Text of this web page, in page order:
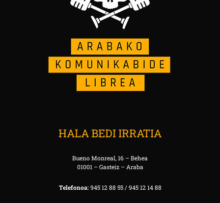
HALA BEDI IRRATIA
Bueno Monreal, 16 – Behea
01001 – Gasteiz – Araba
Telefonoa:945 12 88 55 / 945 12 14 88